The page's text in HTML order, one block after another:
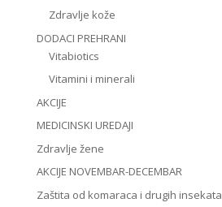
Zdravlje kože
DODACI PREHRANI
Vitabiotics
Vitamini i minerali
AKCIJE
MEDICINSKI UREDAJI
Zdravlje žene
AKCIJE NOVEMBAR-DECEMBAR
Zaštita od komaraca i drugih insekata